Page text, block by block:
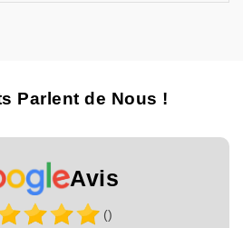
Parlent de Nous !
Avis
()